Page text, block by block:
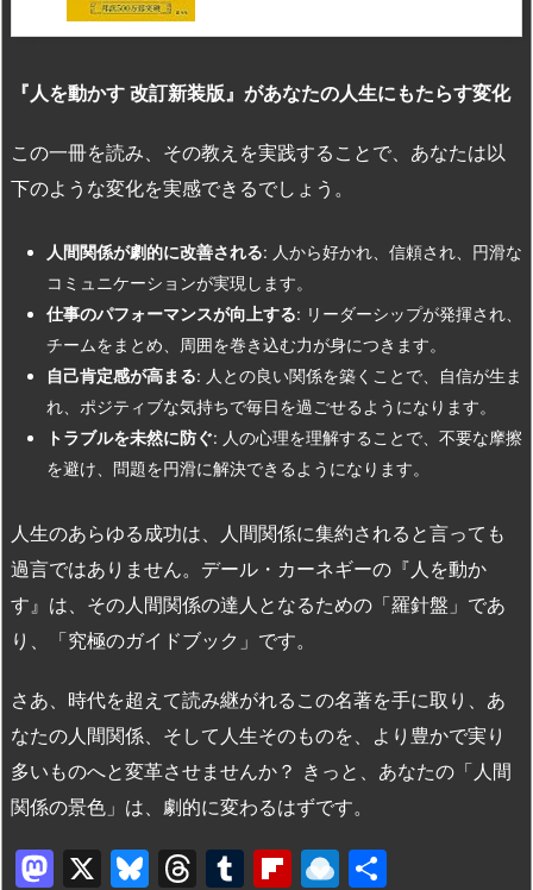
『人を動かす 改訂新装版』があなたの人生にもたらす変化
この一冊を読み、その教えを実践することで、あなたは以
下のような変化を実感できるでしょう。
人間関係が劇的に改善される: 人から好かれ、信頼され、円滑な
コミュニケーションが実現します。
仕事のパフォーマンスが向上する: リーダーシップが発揮され、
チームをまとめ、周囲を巻き込む力が身につきます。
自己肯定感が高まる: 人との良い関係を築くことで、自信が生ま
れ、ポジティブな気持ちで毎日を過ごせるようになります。
トラブルを未然に防ぐ: 人の心理を理解することで、不要な摩擦
を避け、問題を円滑に解決できるようになります。
人生のあらゆる成功は、人間関係に集約されると言っても
過言ではありません。デール・カーネギーの『人を動か
す』は、その人間関係の達人となるための「羅針盤」であ
り、「究極のガイドブック」です。
さあ、時代を超えて読み継がれるこの名著を手に取り、あ
なたの人間関係、そして人生そのものを、より豊かで実り
多いものへと変革させませんか？ きっと、あなたの「人間
関係の景色」は、劇的に変わるはずです。
M X
Bl T
T
Fl R